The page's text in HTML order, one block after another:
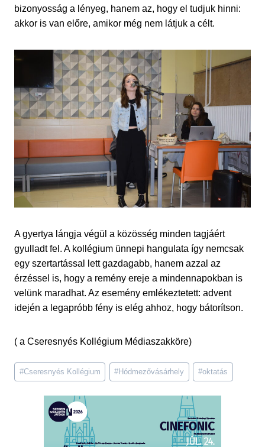
bizonyosság a lényeg, hanem az, hogy el tudjuk hinni:
akkor is van előre, amikor még nem látjuk a célt.
A gyertya lángja végül a közösség minden tagjáért
gyulladt fel. A kollégium ünnepi hangulata így nemcsak
egy szertartással lett gazdagabb, hanem azzal az
érzéssel is, hogy a remény ereje a mindennapokban is
velünk maradhat. Az esemény emlékeztetett: advent
idején a legapróbb fény is elég ahhoz, hogy bátorítson.
( a Cseresnyés Kollégium Médiaszakköre)
Post
Tags:
#Cseresnyés Kollégium #Hódmezővásárhely #oktatás